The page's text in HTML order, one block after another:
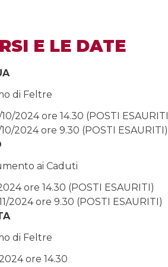
E LE DATE
di Feltre
2024 ore 14.30 (POSTI
2024 ore 9.30 (POSTI ESAURITI)
ai Caduti
ore 14.30 (POSTI ESAURITI)
2024 ore 9.30 (POSTI ESAURITI)
di Feltre
ore 14.30